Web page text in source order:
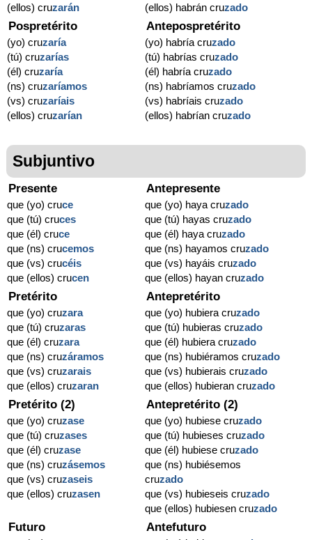
(ellos) cruzarán
(ellos) habrán cruzado
Pospretérito
(yo) cruzaría
(tú) cruzarías
(él) cruzaría
(ns) cruzaríamos
(vs) cruzaríais
(ellos) cruzarían
Antepospretérito
(yo) habría cruzado
(tú) habrías cruzado
(él) habría cruzado
(ns) habríamos cruzado
(vs) habríais cruzado
(ellos) habrían cruzado
Subjuntivo
Presente
que (yo) cruce
que (tú) cruces
que (él) cruce
que (ns) crucemos
que (vs) crucéis
que (ellos) crucen
Antepresente
que (yo) haya cruzado
que (tú) hayas cruzado
que (él) haya cruzado
que (ns) hayamos cruzado
que (vs) hayáis cruzado
que (ellos) hayan cruzado
Pretérito
que (yo) cruzara
que (tú) cruzaras
que (él) cruzara
que (ns) cruzáramos
que (vs) cruzarais
que (ellos) cruzaran
Antepretérito
que (yo) hubiera cruzado
que (tú) hubieras cruzado
que (él) hubiera cruzado
que (ns) hubiéramos cruzado
que (vs) hubierais cruzado
que (ellos) hubieran cruzado
Pretérito (2)
que (yo) cruzase
que (tú) cruzases
que (él) cruzase
que (ns) cruzásemos
que (vs) cruzaseis
que (ellos) cruzasen
Antepretérito (2)
que (yo) hubiese cruzado
que (tú) hubieses cruzado
que (él) hubiese cruzado
que (ns) hubiésemos
cruzado
que (vs) hubieseis cruzado
que (ellos) hubiesen cruzado
Futuro Antefuturo